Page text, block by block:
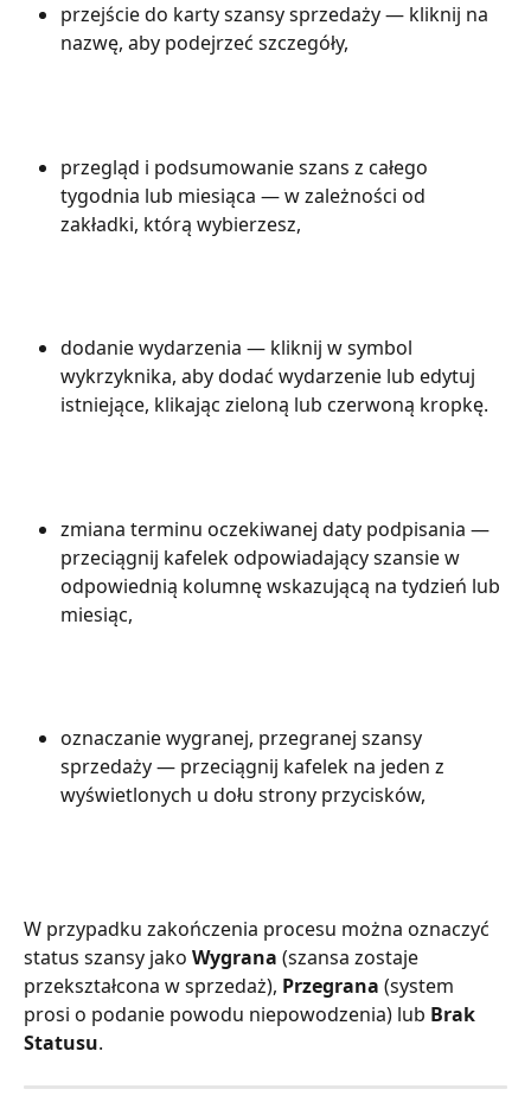
przejście do karty szansy sprzedaży — kliknij na
nazwę, aby podejrzeć szczegóły,
przegląd i podsumowanie szans z całego
tygodnia lub miesiąca — w zależności od
zakładki, którą wybierzesz,
dodanie wydarzenia — kliknij w symbol
wykrzyknika, aby dodać wydarzenie lub edytuj
istniejące, klikając zieloną lub czerwoną kropkę.
zmiana terminu oczekiwanej daty podpisania —
przeciągnij kafelek odpowiadający szansie w
odpowiednią kolumnę wskazującą na tydzień lub
miesiąc,
oznaczanie wygranej, przegranej szansy
sprzedaży — przeciągnij kafelek na jeden z
wyświetlonych u dołu strony przycisków,
W przypadku zakończenia procesu można oznaczyć
status szansy jako Wygrana (szansa zostaje
przekształcona w sprzedaż), Przegrana (system
prosi o podanie powodu niepowodzenia) lub Brak
Statusu.